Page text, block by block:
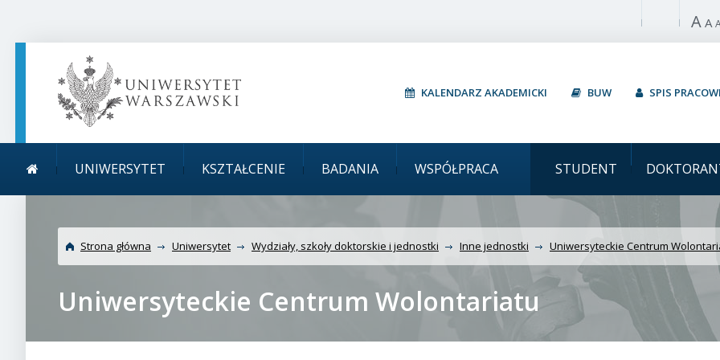
Włącz A A
KALENDARZ AKADEMICKI BUW SPIS
główne
UNIWERSYTET KSZTAŁCENIE BADANIA WSPÓŁPRACA STUDENT
Uniwersytet Warszawski
Strona główna Uniwersytet Wydziały, szkoły doktorskie i jednostki Inne jednostki Uniwersyteckie Centrum
Uniwersyteckie Centrum Wolontariatu